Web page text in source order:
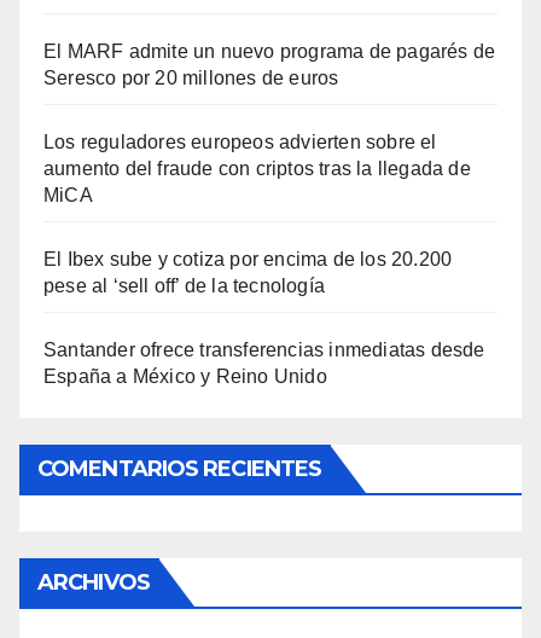
El MARF admite un nuevo programa de pagarés de
Seresco por 20 millones de euros
Los reguladores europeos advierten sobre el
aumento del fraude con criptos tras la llegada de
MiCA
El Ibex sube y cotiza por encima de los 20.200
pese al ‘sell off’ de la tecnología
Santander ofrece transferencias inmediatas desde
España a México y Reino Unido
COMENTARIOS RECIENTES
ARCHIVOS